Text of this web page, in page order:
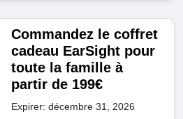
Commandez le coffret
cadeau EarSight pour
toute la famille à
partir de 199€
Expirer: décembre 31, 2026